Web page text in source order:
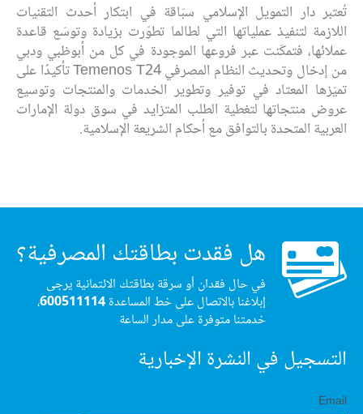
تُعتبر دار التمويل الإسلامي سبّاقة في ابتكار أحدث التقنيات
اللازمة لتنفيذ عملياتها التي لطالما تطوّرت بزيادة وتوسّع قاعدة
عملائها، فتمكّنت عبر فروعها الموجودة في كل من أبوظبي ودبي
من إدخال وتحديث النظام المصرفي Temenos T24 تأكيدًا على
تميّزها المعتاد في توفير وتطوير الخدمات والمنتجات وتوسيع
عروض منتجاتها لتغطية الطلب المتزايد في سوق دولة الإمارات
العربية المتحدة بالتوافق مع أحكام الشريعة الإسلامية.
هل فقدت بطاقتك المصرفية؟
في حال فقدان أو سرقة بطاقتك الائتمانية يرجى
إبلاغنا بالاتصال على خط المساعدة600511114،
خدمتنا متوفرة على مدار الساعة
التسجيل في النشرة الإخبارية
Email